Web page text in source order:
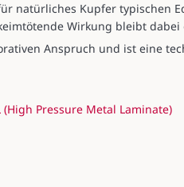
natürliches Kupfer typischen
Wirkung bleibt
Anspruch und ist eine
Pressure Metal Laminate)